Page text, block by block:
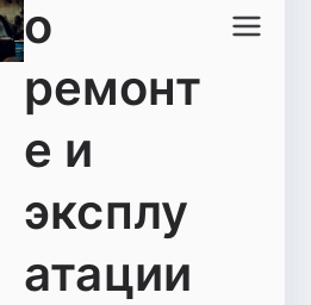
о
ремонт
е и
эксплу
атации